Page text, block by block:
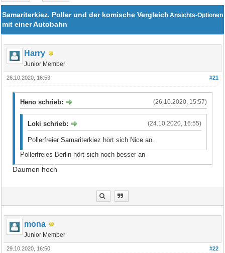
Ansichts-Optionen
Samariterkiez. Poller und der komische Vergleich
mit einer Autobahn
Harry
Junior Member
#21
26.10.2020, 16:53
(26.10.2020, 15:57)
Heno schrieb:
(24.10.2020, 16:55)
Loki schrieb:
Pollerfreier Samariterkiez hört sich Nice an.
Pollerfreies Berlin hört sich noch besser an
Daumen hoch
mona
Junior Member
#22
29.10.2020, 16:50